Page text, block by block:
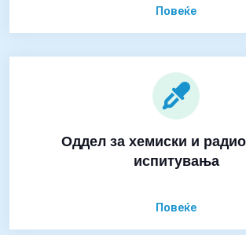
Повеќе
Оддел за хемиски и
испитувања
Повеќе